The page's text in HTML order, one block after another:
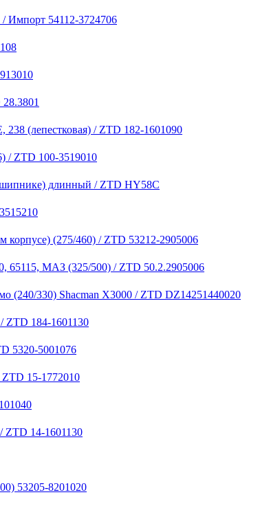
/ Импорт 54112-3724706
(лепестковая) / ZTD 182-1601090
/ ZTD 100-3519010
длинный / ZTD HY58C
корпусе) (275/460) / ZTD 53212-2905006
65115, МАЗ (325/500) / ZTD 50.2.2905006
(240/330) Shacman X3000 / ZTD DZ14251440020
ZTD 184-1601130
5320-5001076
ZTD 15-1772010
ZTD 14-1601130
53205-8201020